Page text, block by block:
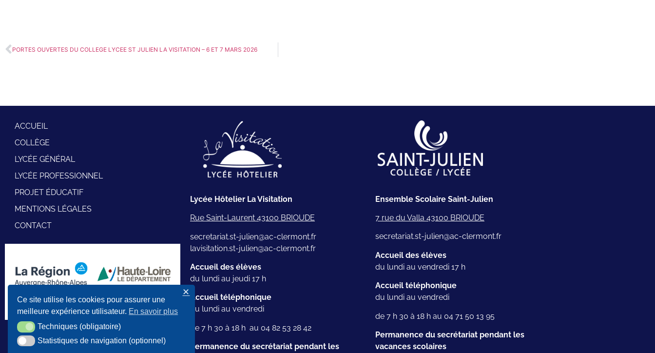
PORTES OUVERTES DU COLLEGE LYCEE ST JULIEN LA VISITATION – 6 ET 7 MARS 2026
ACCUEIL
COLLÈGE
LYCÉE GÉNÉRAL
LYCÉE PROFESSIONNEL
PROJET ÉDUCATIF
MENTIONS LÉGALES
CONTACT
La Région et le Département partenaires de
nos projets artistiques, culturels et sportifs
Lycée Hôtelier La Visitation
Rue Saint-Laurent 43100 BRIOUDE
secretariat.st-julien@ac-clermont.fr
lavisitation.st-julien@ac-clermont.fr
Accueil des élèves
du lundi au jeudi 17 h
Accueil téléphonique
du lundi au vendredi
de 7 h 30 à 18 h au 04 82 53 28 42
Permanence du secrétariat pendant les
Ensemble Scolaire Saint-Julien
7 rue du Valla 43100 BRIOUDE
secretariat.st-julien@ac-clermont.fr
Accueil des élèves
du lundi au vendredi 17 h
Accueil téléphonique
du lundi au vendredi
de 7 h 30 à 18 h au 04 71 50 13 95
Permanence du secrétariat pendant les
vacances scolaires
Ce site utilise les cookies pour assurer une
meilleure expérience utilisateur. En savoir plus
Techniques (obligatoire)
Techniques (obligatoire)
Statistiques de navigation (optionnel)
Statistiques de navigation (optionnel)
✕